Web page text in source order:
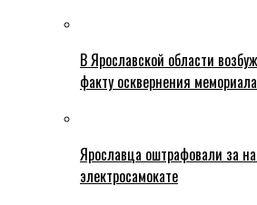
В Ярославской области
факту осквернения
Ярославца оштрафовали за
электросамокате